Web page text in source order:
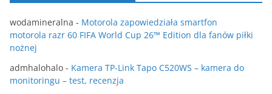
wodamineralna - Motorola zapowiedziała smartfon
motorola razr 60 FIFA World Cup 26™ Edition dla fanów piłki
nożnej
admhalohalo - Kamera TP-Link Tapo C520WS – kamera do
monitoringu – test, recenzja